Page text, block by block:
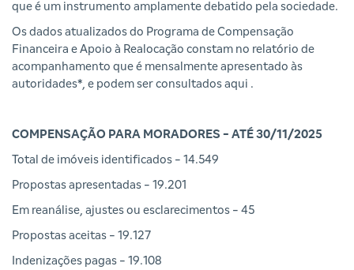
que é um instrumento amplamente debatido pela sociedade.
Os dados atualizados do Programa de Compensação
Financeira e Apoio à Realocação constam no relatório de
acompanhamento que é mensalmente apresentado às
autoridades*, e podem ser consultados aqui .
COMPENSAÇÃO PARA MORADORES - ATÉ 30/11/2025
Total de imóveis identificados - 14.549
Propostas apresentadas - 19.201
Em reanálise, ajustes ou esclarecimentos - 45
Propostas aceitas - 19.127
Indenizações pagas - 19.108